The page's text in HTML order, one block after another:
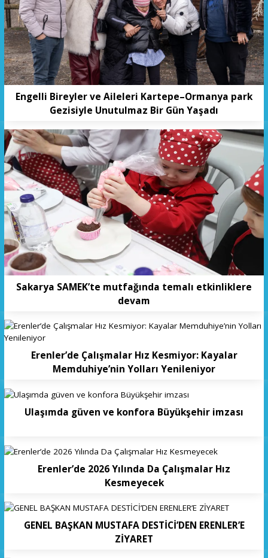
Engelli Bireyler ve Aileleri Kartepe–Ormanya park
Gezisiyle Unutulmaz Bir Gün Yaşadı
Sakarya SAMEK’te mutfağında temalı etkinliklere
devam
Erenler’de Çalışmalar Hız Kesmiyor: Kayalar
Memduhiye’nin Yolları Yenileniyor
Ulaşımda güven ve konfora Büyükşehir imzası
Erenler’de 2026 Yılında Da Çalışmalar Hız
Kesmeyecek
GENEL BAŞKAN MUSTAFA DESTİCİ’DEN ERENLER’E
ZİYARET